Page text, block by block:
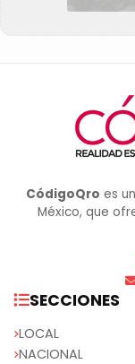
CódigoQro es
México, que
SECCIONES
LOCAL
NACIONAL